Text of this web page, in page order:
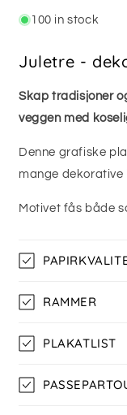
100 in stock
Juletre -
Skap tradisjoner
veggen med
Denne grafiske
mange dekorative
Motivet fås både
RAMMER
PLAKATLIST